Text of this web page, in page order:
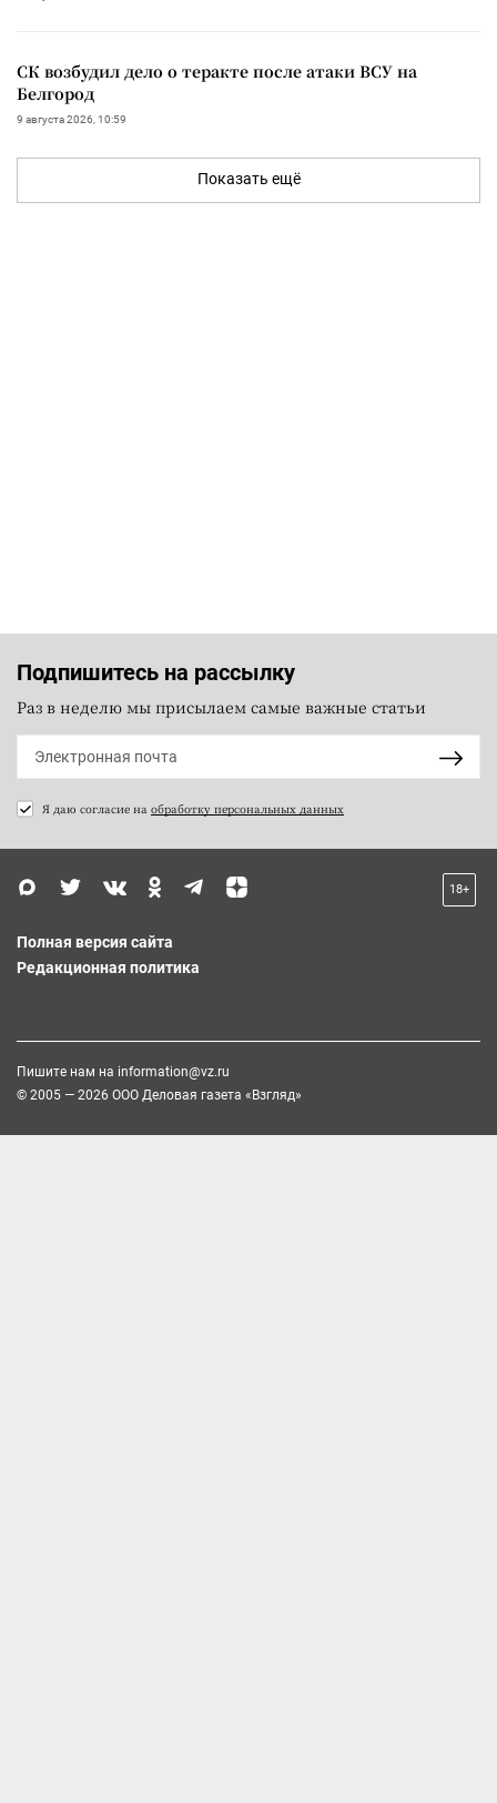
СК возбудил дело о теракте после атаки ВСУ на
Белгород
9 августа 2026, 10:59
Показать ещё
Подпишитесь на рассылку
Раз в неделю мы присылаем самые важные статьи
Я даю согласие на обработку персональных данных
18+
Полная версия сайта
Редакционная политика
Пишите нам на information@vz.ru
© 2005 — 2026 ООО Деловая газета «Взгляд»